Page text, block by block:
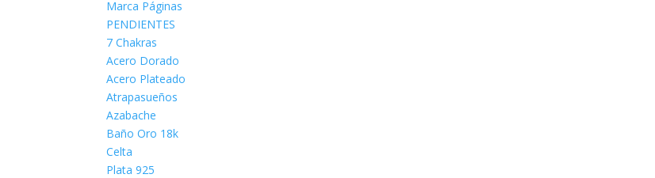
Marca Páginas
PENDIENTES
7 Chakras
Acero Dorado
Acero Plateado
Atrapasueños
Azabache
Baño Oro 18k
Celta
Plata 925